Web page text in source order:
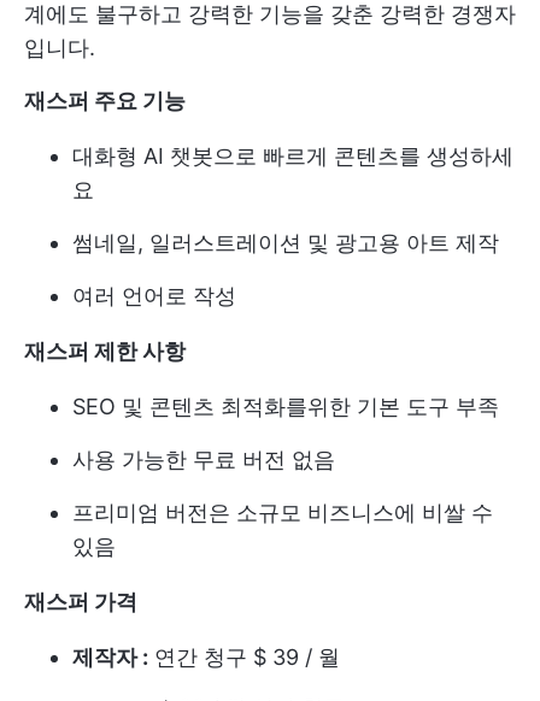
계에도 불구하고 강력한 기능을 갖춘 강력한 경쟁자
입니다.
재스퍼 주요 기능
대화형 AI 챗봇으로 빠르게 콘텐츠를 생성하세
요
썸네일, 일러스트레이션 및 광고용 아트 제작
여러 언어로 작성
재스퍼 제한 사항
SEO 및 콘텐츠 최적화를위한 기본 도구 부족
사용 가능한 무료 버전 없음
프리미엄 버전은 소규모 비즈니스에 비쌀 수
있음
재스퍼 가격
제작자 : 연간 청구 $ 39 / 월